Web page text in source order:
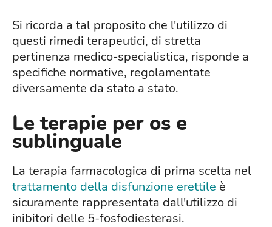
Si ricorda a tal proposito che l'utilizzo di
questi rimedi terapeutici, di stretta
pertinenza medico-specialistica, risponde a
specifiche normative, regolamentate
diversamente da stato a stato.
Le terapie per os e
sublinguale
La terapia farmacologica di prima scelta nel
trattamento della disfunzione erettile è
sicuramente rappresentata dall'utilizzo di
inibitori delle 5-fosfodiesterasi.